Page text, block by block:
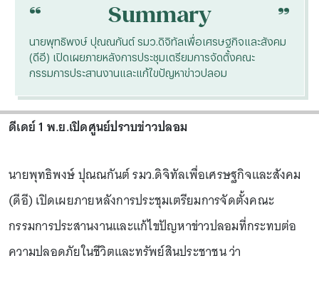
“ Summary “
นายพุทธิพงษ์ ปุณณกันต์ รมว.ดิจิทัลเพื่อเศรษฐกิจและสังคม
(ดีอี) เปิดเผยภายหลังการประชุมเตรียมการจัดตั้งคณะ
กรรมการประสานงานและแก้ไขปัญหาข่าวปลอม
ดีเดย์ 1 พ.ย.เปิดศูนย์ปราบข่าวปลอม
นายพุทธิพงษ์ ปุณณกันต์ รมว.ดิจิทัลเพื่อเศรษฐกิจและสังคม
(ดีอี) เปิดเผยภายหลังการประชุมเตรียมการจัดตั้งคณะ
กรรมการประสานงานและแก้ไขปัญหาข่าวปลอมที่กระทบต่อ
ความปลอดภัยในชีวิตและทรัพย์สินประชาชน ว่า